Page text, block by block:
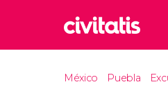
México Puebla